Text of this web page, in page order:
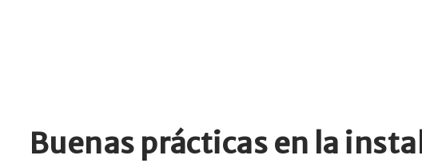
Buenas prácticas en la